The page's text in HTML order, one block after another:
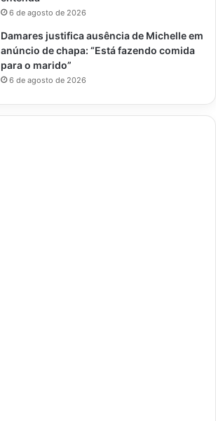
6 de agosto de 2026
Damares justifica ausência de Michelle em
anúncio de chapa: “Está fazendo comida
para o marido”
6 de agosto de 2026